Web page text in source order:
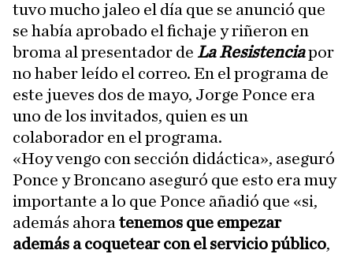
tuvo mucho jaleo el día que se anunció que
se había aprobado el fichaje y riñeron en
broma al presentador de La Resistenciapor
no haber leído el correo. En el programa de
este jueves dos de mayo, Jorge Ponce era
uno de los invitados, quien es un
colaborador en el programa.
«Hoy vengo con sección didáctica», aseguró
Ponce y Broncano aseguró que esto era muy
importante a lo que Ponce añadió que «si,
además ahora tenemos que empezar
además a coquetear con el servicio público,